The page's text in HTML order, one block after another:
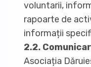
voluntarii,
rapoarte de
informații
2.2.
Asociația